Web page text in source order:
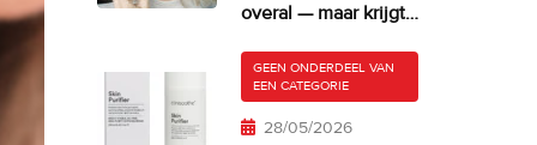
overal — maar krijgt
te veel van?
GEEN ONDERDEEL VAN
EEN CATEGORIE
28/05/2026